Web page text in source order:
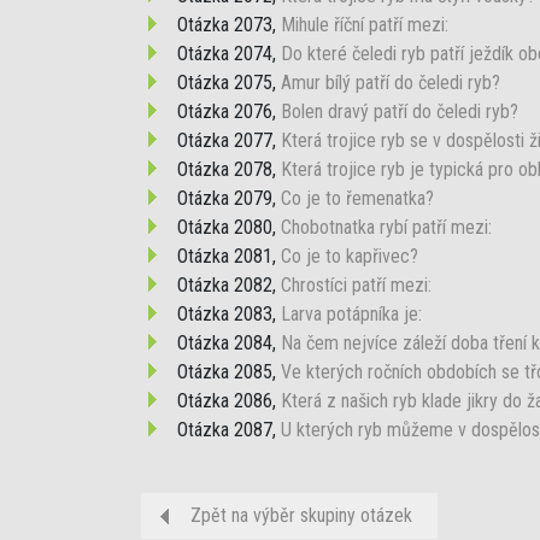
Otázka 2073, Mihule říční patří mezi:
Otázka 2074, Do které čeledi ryb patří ježdík
Otázka 2075, Amur bílý patří do čeledi ryb?
Otázka 2076, Bolen dravý patří do čeledi ryb?
Otázka 2077, Která trojice ryb se v dospělosti
Otázka 2078, Která trojice ryb je typická pro
Otázka 2079, Co je to řemenatka?
Otázka 2080, Chobotnatka rybí patří mezi:
Otázka 2081, Co je to kapřivec?
Otázka 2082, Chrostíci patří mezi:
Otázka 2083, Larva potápníka je:
Otázka 2084, Na čem nejvíce záleží doba tření
Otázka 2085, Ve kterých ročních obdobích se
Otázka 2086, Která z našich ryb klade jikry do
Otázka 2087, U kterých ryb můžeme v
Zpět na výběr skupiny otázek